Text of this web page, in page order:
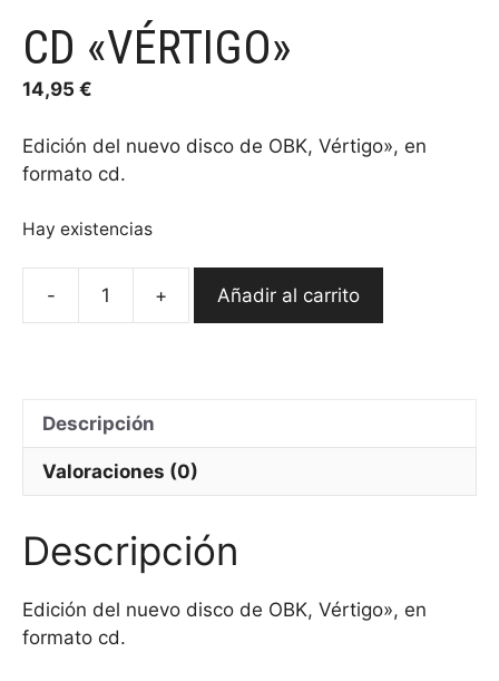
CD «VÉRTIGO»
14,95 €
Edición del nuevo disco de OBK, Vértigo», en
formato cd.
Hay existencias
- + Añadir al carrito
Descripción
Valoraciones (0)
Descripción
Edición del nuevo disco de OBK, Vértigo», en
formato cd.